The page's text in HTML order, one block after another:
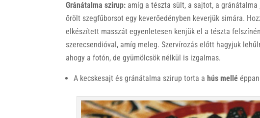
Gránátalma szirup: amíg a tészta sült, a sajtot, a
őrölt szegfűborsot egy keverőedényben keverjük simára.
elkészített masszát egyenletesen kenjük el a tészta
szerecsendióval, amíg meleg. Szervírozás előtt hagyjuk
ahogy a fotón, de gyümölcsök nélkül is izgalmas.
A kecskesajt és gránátalma szirup torta ahús mellé